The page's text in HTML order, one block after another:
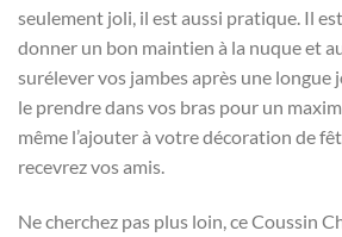
seulement joli, il est aussi pratique. Il
donner un bon maintien à la nuque et
surélever vos jambes après une longue
le prendre dans vos bras pour un
même l’ajouter à votre décoration de
recevrez vos amis.
Ne cherchez pas plus loin, ce Coussin